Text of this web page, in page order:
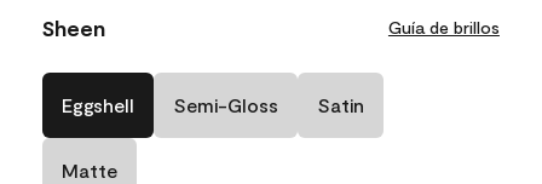
Sheen Guía de brillos
Eggshell Semi-Gloss Satin
Matte